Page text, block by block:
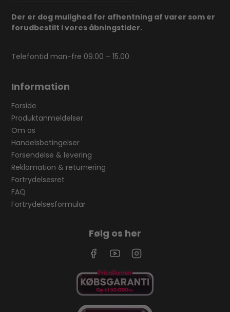
Der er dog mulighed for afhentning af varer som er
forudbestilt i vores åbningstider.
Telefontid man-fre 09.00 – 15.00
Information
Forside
Produktanmeldelser
Om os
Handelsbetingelser
Forsendelse & levering
Reklamation & returnering
Fortrydelsesret
FAQ
Fortrydelsesformular
Følg os her